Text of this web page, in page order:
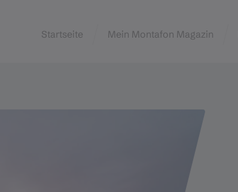
Startseite Mein Montafon Magazin